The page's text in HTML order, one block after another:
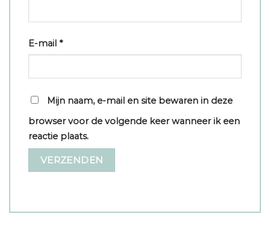
E-mail *
Mijn naam, e-mail en site bewaren in deze
browser voor de volgende keer wanneer ik een
reactie plaats.